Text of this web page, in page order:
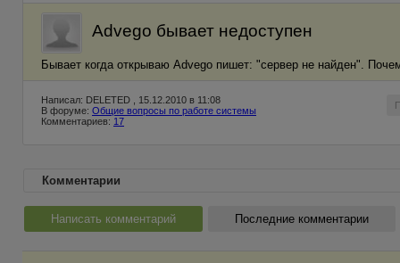
Advego бывает недоступен
Бывает когда открываю Advego пишет: "сервер не найден".
Написал: DELETED , 15.12.2010 в 11:08
В форуме: Общие вопросы по работе системы
Комментариев: 17
Комментарии
Написать комментарий Последние комментарии